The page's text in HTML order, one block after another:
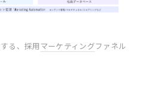
る、採用マーケティングファネル